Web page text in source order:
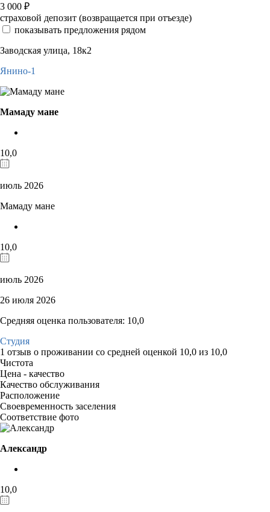
3 000 ₽
страховой депозит (возвращается при отъезде)
показывать предложения рядом
Заводская улица, 18к2
Янино-1
Мамаду мане
10,0
июль 2026
Мамаду мане
10,0
июль 2026
26 июля 2026
Средняя оценка пользователя: 10,0
Студия
1 отзыв о проживании со средней оценкой 10,0 из 10,0
Чистота
Цена - качество
Качество обслуживания
Расположение
Своевременность заселения
Соответствие фото
Александр
10,0